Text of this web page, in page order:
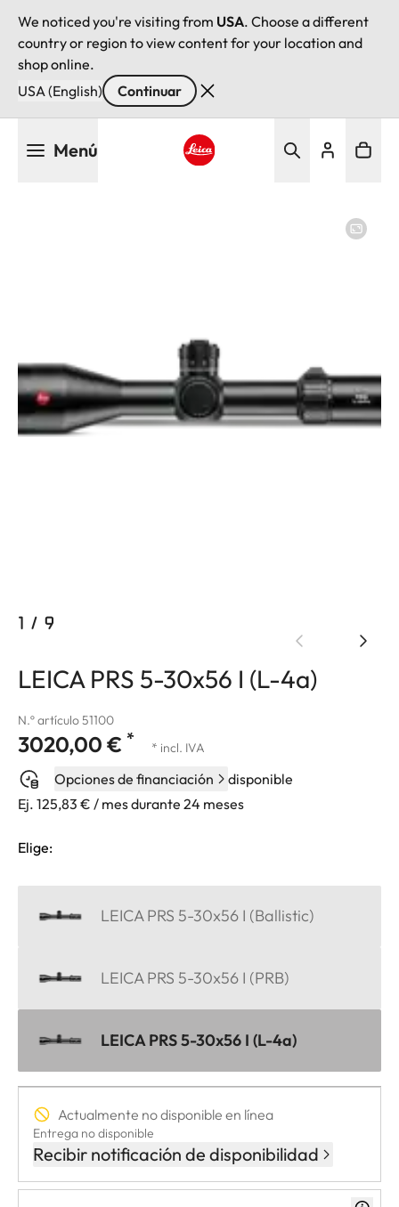
We noticed you're visiting from USA. Choose a different
country or region to view content for your location and
shop online.
USA (English)
Continuar
Menú
1 / 9
LEICA PRS 5-30x56 I (L-4a)
N.º artículo 51100
3020,00 € * * incl. IVA
Opciones de financiación
disponible
Ej. 125,83 € / mes durante 24 meses
Elige:
LEICA PRS 5-30x56 I (Ballistic)
LEICA PRS 5-30x56 I (PRB)
LEICA PRS 5-30x56 I (L-4a)
Actualmente no disponible en línea
Entrega no disponible
Recibir notificación de disponibilidad